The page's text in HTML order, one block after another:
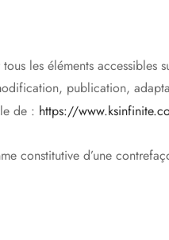
les éléments accessibles
publication,
de : https://
constitutive d’une